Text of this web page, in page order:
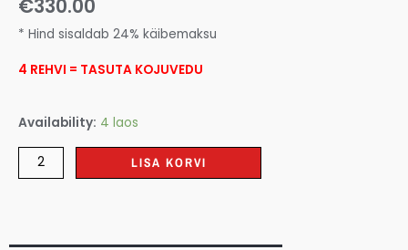
€330.00
* Hind sisaldab 24% käibemaksu
4 REHVI = TASUTA KOJUVEDU
Availability: 4 laos
LISA KORVI